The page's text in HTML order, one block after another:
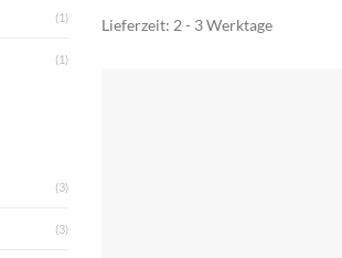
(1)
(1)
(3)
(3)
Lieferzeit: 2 - 3 Werktage